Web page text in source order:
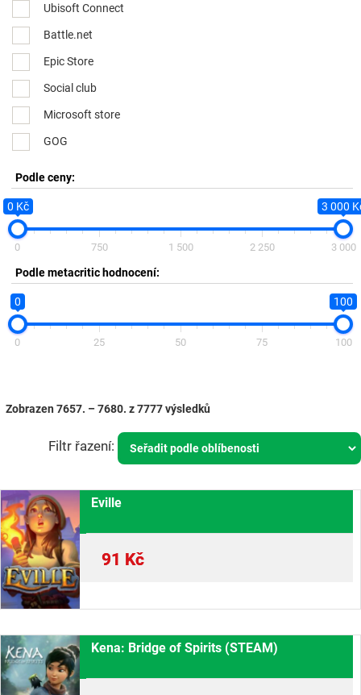
Ubisoft Connect
Battle.net
Epic Store
Social club
Microsoft store
GOG
Podle ceny:
0 Kč 3 000
0 750 1 500 2 250 3 000
Podle metacritic hodnocení:
0 100
0 25 50 75 100
Zobrazen 7657. – 7680. z 7777 výsledků
Eville
91 Kč
Kena: Bridge of Spirits (STEAM)